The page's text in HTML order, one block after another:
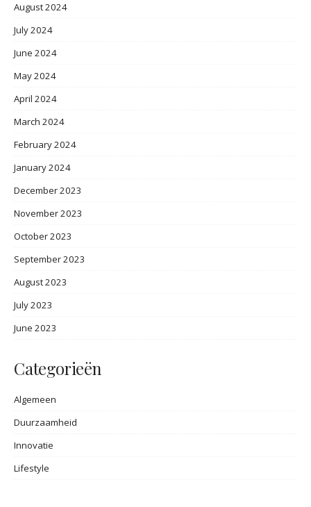
August 2024
July 2024
June 2024
May 2024
April 2024
March 2024
February 2024
January 2024
December 2023
November 2023
October 2023
September 2023
August 2023
July 2023
June 2023
Categorieën
Algemeen
Duurzaamheid
Innovatie
Lifestyle